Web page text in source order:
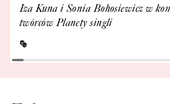
Iza Kuna i Sonia Bohosiewicz w
twórców Planety singli